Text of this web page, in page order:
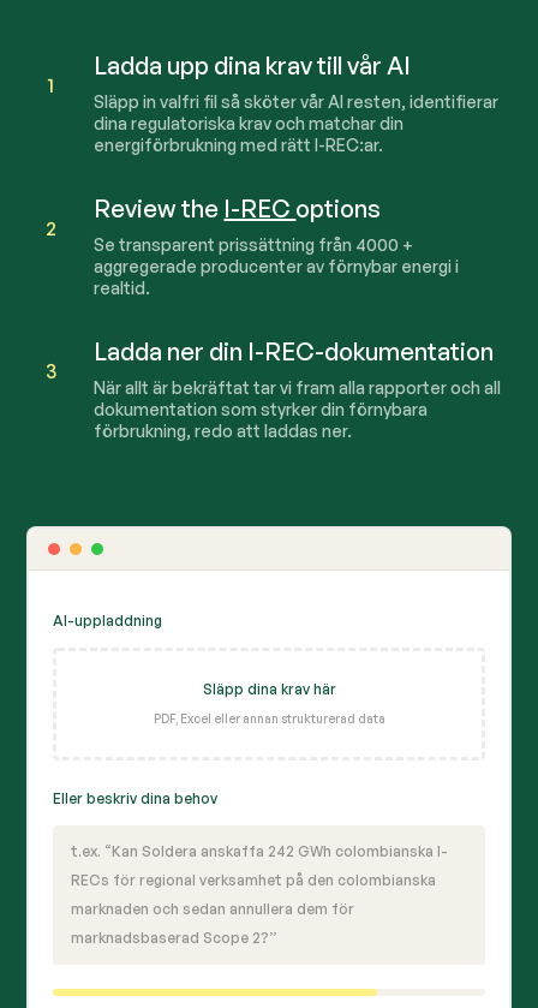
AI-uppladdning
Släpp dina krav här
PDF, Excel eller annan strukturerad data
Eller beskriv dina behov
t.ex. “Kan Soldera anskaffa 242 GWh colombianska I-
RECs för regional verksamhet på den colombianska
marknaden och sedan annullera dem för
marknadsbaserad Scope 2?”
1
Ladda upp dina krav till vår AI
Släpp in valfri fil så sköter vår AI resten, identifierar
dina regulatoriska krav och matchar din
energiförbrukning med rätt I-REC:ar.
2
Review the I-REC options
Se transparent prissättning från 4000 +
aggregerade producenter av förnybar energi i
realtid.
3
Ladda ner din I-REC-dokumentation
När allt är bekräftat tar vi fram alla rapporter och all
dokumentation som styrker din förnybara
förbrukning, redo att laddas ner.